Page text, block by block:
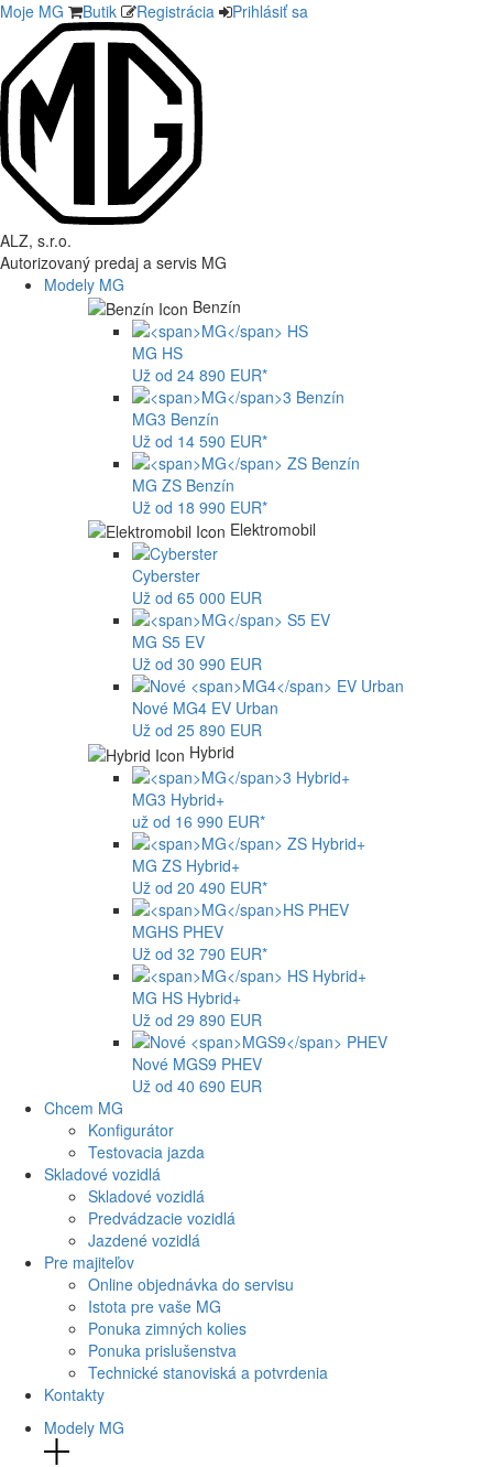
Moje MG Butik Registrácia Prihlásiť sa
ALZ, s.r.o.
Autorizovaný predaj a servis MG
Modely MG
Benzín
MG HS
Už od 24 890 EUR*
MG3 Benzín
Už od 14 590 EUR*
MG ZS Benzín
Už od 18 990 EUR*
Elektromobil
Cyberster
Už od 65 000 EUR
MG S5 EV
Už od 30 990 EUR
Nové MG4 EV Urban
Už od 25 890 EUR
Hybrid
MG3 Hybrid+
už od 16 990 EUR*
MG ZS Hybrid+
Už od 20 490 EUR*
MGHS PHEV
Už od 32 790 EUR*
MG HS Hybrid+
Už od 29 890 EUR
Nové MGS9 PHEV
Už od 40 690 EUR
Chcem MG
Konfigurátor
Testovacia jazda
Skladové vozidlá
Skladové vozidlá
Predvádzacie vozidlá
Jazdené vozidlá
Pre majiteľov
Online objednávka do servisu
Istota pre vaše MG
Ponuka zimných kolies
Ponuka prislušenstva
Technické stanoviská a potvrdenia
Kontakty
Modely MG